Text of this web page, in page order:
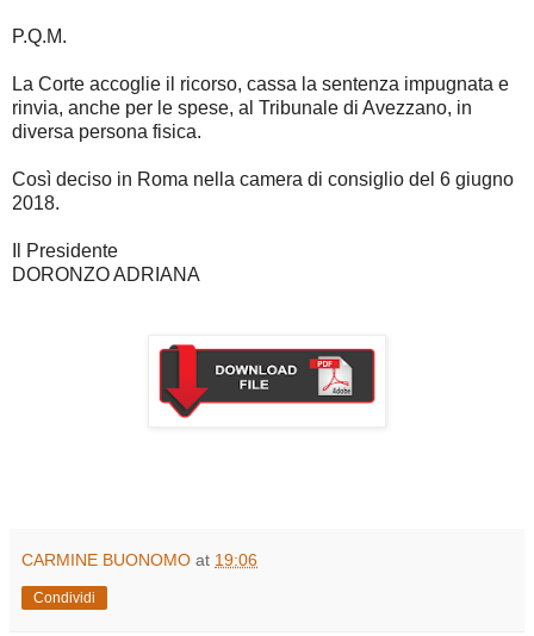
P.Q.M.
La Corte accoglie il ricorso, cassa la sentenza impugnata e
rinvia, anche per le spese, al Tribunale di Avezzano, in
diversa persona fisica.
Così deciso in Roma nella camera di consiglio del 6 giugno
2018.
Il Presidente
DORONZO ADRIANA
CARMINE BUONOMO at 19:06
Condividi